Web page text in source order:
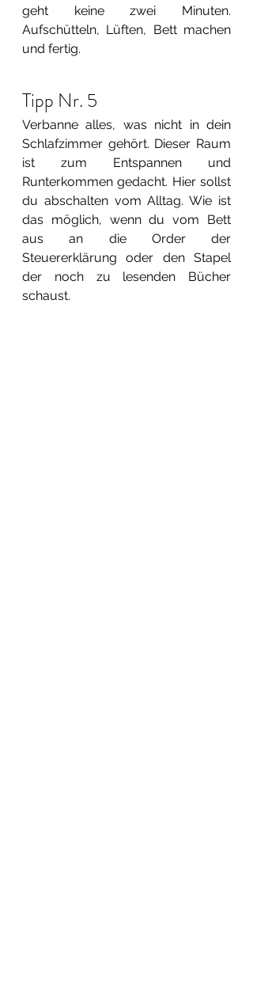
geht keine zwei Minuten.
Aufschütteln, Lüften, Bett machen
und fertig.
Tipp Nr. 5
Verbanne alles, was nicht in dein
Schlafzimmer gehört. Dieser Raum
ist zum Entspannen und
Runterkommen gedacht. Hier sollst
du abschalten vom Alltag. Wie ist
das möglich, wenn du vom Bett
aus an die Order der
Steuererklärung oder den Stapel
der noch zu lesenden Bücher
schaust.